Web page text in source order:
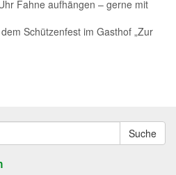
Fahne aufhängen – gerne mit
Schützenfest im Gasthof „Zur
Suche